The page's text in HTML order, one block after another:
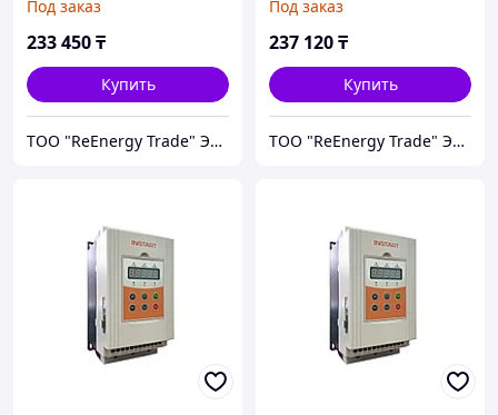
Под заказ
233 450₸
Купить
ТОО "ReEnergy Trade" Энергоэффективные технологии и оборудование
Под заказ
237 120₸
Купить
ТОО "ReEnergy Trade" Энергоэффективные технологии и оборудование